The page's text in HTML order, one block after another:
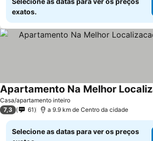
exatos.
Casa/apartamento inteiro
Ver preços
7,3 61 a 9.9 km de Centro da cidade
Selecione as datas para ver os preços